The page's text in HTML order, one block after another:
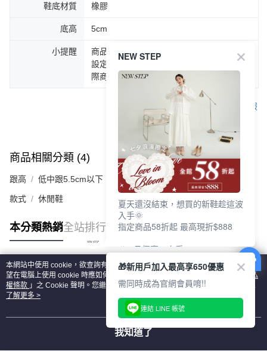
鞋底材質 橡膠
底高 5cm
小提醒
商品圖片顏色會因拍攝燈光環境或個人螢幕
設定不同，而造成部份色差現象，顏色以實
際商品為主。
客服
商品相關分類 (4) 查看全部
跟高 低中跟5.5cm以下
款式 休閒鞋
本分類熱銷全站排行
熱門標籤
本網站中使用 cookie，欲查詢有關本網站使用 cookie 方式之詳情，及若您不希
望在電腦上使用 cookie 時應如何變更電腦的 cookie 設定，請參閱本網站「
隱私
權條款 」之 Cookie 聲明。您繼續使用本網站即表示您同意本公司得按本網站使
用條款之 Cookie 聲明使用 cookie。
了解更多 >
我知道了
NEW STEP
夏天還沒結束，想買的新鞋趁這波
入手🌞
指定商品58折起 最高現折$888
🎉 8月優惠一次看
①LINE購物最高10%回饋
②每周限定品現折200
③指定商品58折起 最高現折$888
上班鞋、休閒鞋、涼鞋一次逛齊
好搭、出遊好走、聚會也漂亮
🎁新用戶加入最高享650優惠
需同時成為官網會員唷!!
連結 LINE 帳號